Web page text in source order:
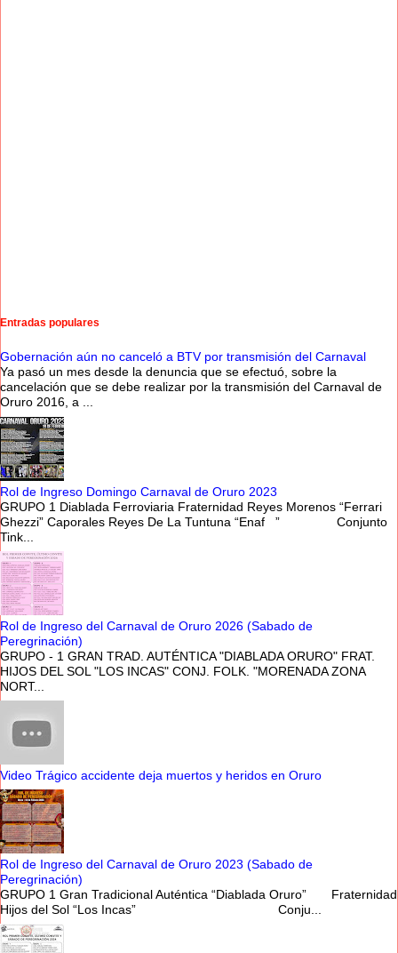
Entradas populares
Gobernación aún no canceló a BTV por transmisión del Carnaval
Ya pasó un mes desde la denuncia que se efectuó, sobre la
cancelación que se debe realizar por la transmisión del Carnaval de
Oruro 2016, a ...
Rol de Ingreso Domingo Carnaval de Oruro 2023
GRUPO 1 Diablada Ferroviaria Fraternidad Reyes Morenos “Ferrari
Ghezzi” Caporales Reyes De La Tuntuna “Enaf ” Conjunto
Tink...
Rol de Ingreso del Carnaval de Oruro 2026 (Sabado de
Peregrinación)
GRUPO - 1 GRAN TRAD. AUTÉNTICA "DIABLADA ORURO" FRAT.
HIJOS DEL SOL "LOS INCAS" CONJ. FOLK. "MORENADA ZONA
NORT...
Video Trágico accidente deja muertos y heridos en Oruro
Rol de Ingreso del Carnaval de Oruro 2023 (Sabado de
Peregrinación)
GRUPO 1 Gran Tradicional Auténtica “Diablada Oruro” Fraternidad
Hijos del Sol “Los Incas” Conju...